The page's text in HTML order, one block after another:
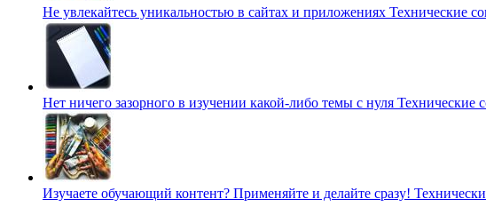
Не увлекайтесь уникальностью в сайтах и приложениях Технические
Нет ничего зазорного в изучении какой-либо темы с нуля Технические
Изучаете обучающий контент? Применяйте и делайте сразу!